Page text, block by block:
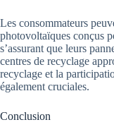
Les consommateurs
photovoltaïques conçus
s’assurant que leurs
centres de recyclage
recyclage et la
également cruciales.
Conclusion